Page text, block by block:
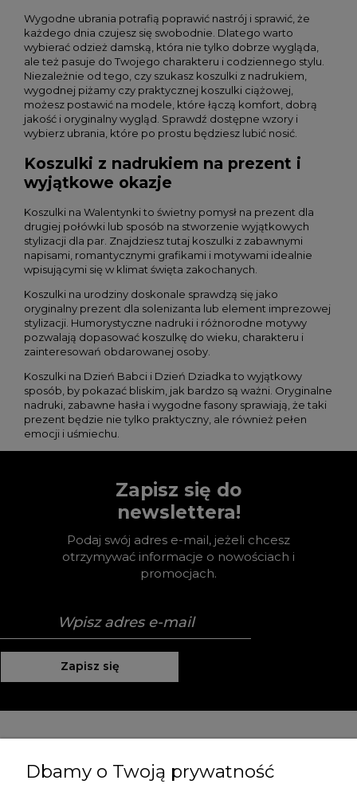
Wygodne ubrania potrafią poprawić nastrój i sprawić, że
każdego dnia czujesz się swobodnie. Dlatego warto
wybierać odzież damską, która nie tylko dobrze wygląda,
ale też pasuje do Twojego charakteru i codziennego stylu.
Niezależnie od tego, czy szukasz koszulki z nadrukiem,
wygodnej piżamy czy praktycznej koszulki ciążowej,
możesz postawić na modele, które łączą komfort, dobrą
jakość i oryginalny wygląd. Sprawdź dostępne wzory i
wybierz ubrania, które po prostu będziesz lubić nosić.
Koszulki z nadrukiem na prezent i
wyjątkowe okazje
Koszulki na Walentynkito świetny pomysł na prezent dla
drugiej połówki lub sposób na stworzenie wyjątkowych
stylizacji dla par. Znajdziesz tutaj koszulki z zabawnymi
napisami, romantycznymi grafikami i motywami idealnie
wpisującymi się w klimat święta zakochanych.
Koszulki na urodziny doskonale sprawdzą się jako
oryginalny prezent dla solenizanta lub element imprezowej
stylizacji. Humorystyczne nadruki i różnorodne motywy
pozwalają dopasować koszulkę do wieku, charakteru i
zainteresowań obdarowanej osoby.
Koszulki na Dzień Babci i Dzień Dziadka to wyjątkowy
sposób, by pokazać bliskim, jak bardzo są ważni. Oryginalne
nadruki, zabawne hasła i wygodne fasony sprawiają, że taki
prezent będzie nie tylko praktyczny, ale również pełen
emocji i uśmiechu.
Zapisz się do
newslettera!
Podaj swój adres e-mail, jeżeli chcesz
otrzymywać informacje o nowościach i
promocjach.
Zapisz się
Moje konto
Dbamy o Twoją prywatność